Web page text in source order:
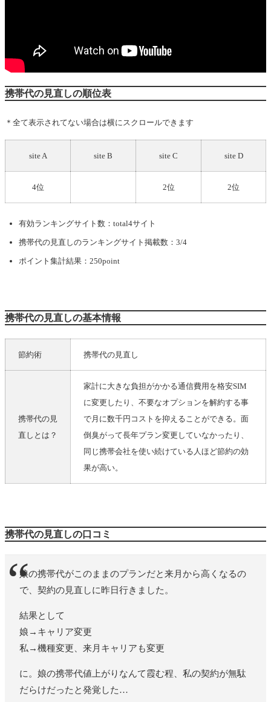
携帯代の見直しの順位表
＊全て表示されてない場合は横にスクロールできます
site A site B site C site D
4位 2位 2位
有効ランキングサイト数：total4サイト
携帯代の見直しのランキングサイト掲載数：3/4
ポイント集計結果：250point
携帯代の見直しの基本情報
節約術 携帯代の見直し
携帯代の見
直しとは？
家計に大きな負担がかかる通信費用を格安SIM
に変更したり、不要なオプションを解約する事
で月に数千円コストを抑えることができる。面
倒臭がって長年プラン変更していなかったり、
同じ携帯会社を使い続けている人ほど節約の効
果が高い。
携帯代の見直しの口コミ
娘の携帯代がこのままのプランだと来月から高くなるの
で、契約の見直しに昨日行きました。
結果として
娘→キャリア変更
私→機種変更、来月キャリアも変更
に。娘の携帯代値上がりなんて霞む程、私の契約が無駄
だらけだったと発覚した…